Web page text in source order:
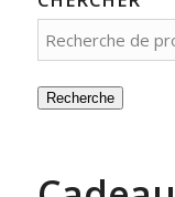
Recherche